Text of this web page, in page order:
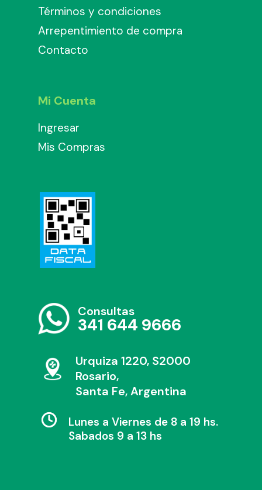
Términos y condiciones
Arrepentimiento de compra
Contacto
Mi Cuenta
Ingresar
Mis Compras
Consultas
341 644 9666
Urquiza 1220, S2000
Rosario,
Santa Fe, Argentina
Lunes a Viernes de 8 a 19 hs.
Sabados 9 a 13 hs